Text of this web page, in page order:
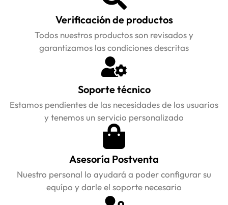
Verificación de productos
Todos nuestros productos son revisados y
garantizamos las condiciones descritas
Soporte técnico
Estamos pendientes de las necesidades de los usuarios
y tenemos un servicio personalizado
Asesoría Postventa
Nuestro personal lo ayudará a poder configurar su
equípo y darle el soporte necesario